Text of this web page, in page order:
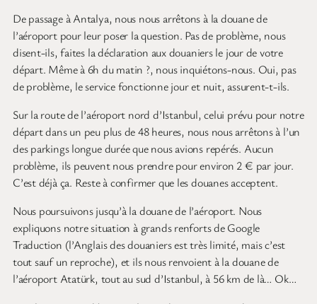
De passage à Antalya, nous nous arrêtons à la douane de
l’aéroport pour leur poser la question. Pas de problème, nous
disent-ils, faites la déclaration aux douaniers le jour de votre
départ. Même à 6h du matin ?, nous inquiétons-nous. Oui, pas
de problème, le service fonctionne jour et nuit, assurent-t-ils.
Sur la route de l’aéroport nord d’Istanbul, celui prévu pour notre
départ dans un peu plus de 48 heures, nous nous arrêtons à l’un
des parkings longue durée que nous avions repérés. Aucun
problème, ils peuvent nous prendre pour environ 2 € par jour.
C’est déjà ça. Reste à confirmer que les douanes acceptent.
Nous poursuivons jusqu’à la douane de l’aéroport. Nous
expliquons notre situation à grands renforts de Google
Traduction (l’Anglais des douaniers est très limité, mais c’est
tout sauf un reproche), et ils nous renvoient à la douane de
l’aéroport Atatürk, tout au sud d’Istanbul, à 56 km de là… Ok…